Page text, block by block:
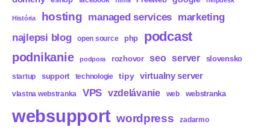
História hosting managed services marketing
najlepsi blog open source php podcast
podnikanie podpora rozhovor seo server slovensko
startup support technologie tipy virtualny server
vlastna webstranka VPS vzdelávanie web webstranka
websupport wordpress zadarmo